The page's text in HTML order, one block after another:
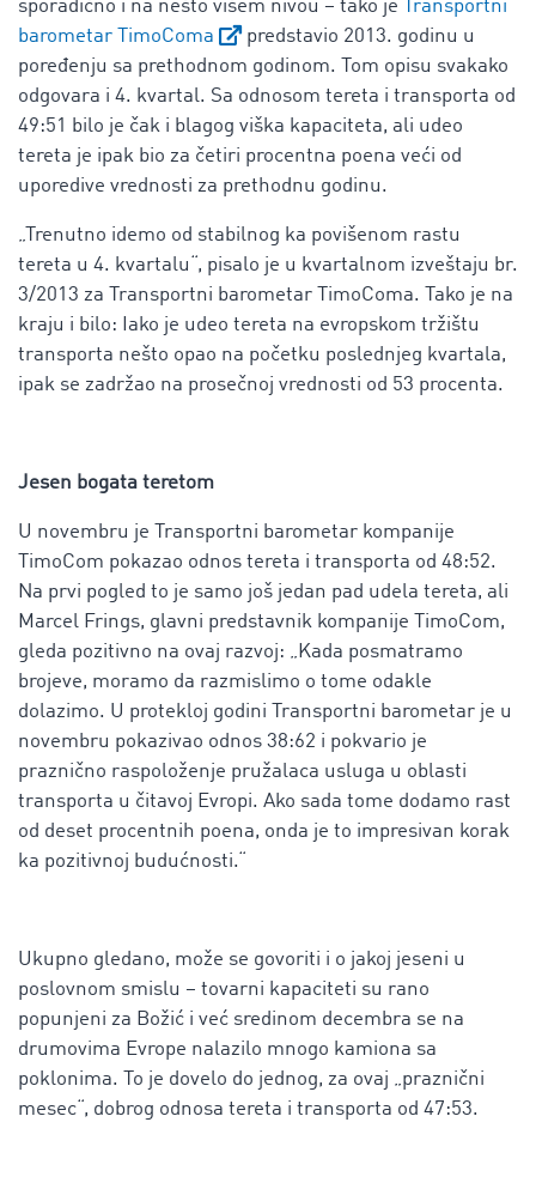
sporadično i na nešto višem nivou – tako je
Transportni
barometar TimoComa
predstavio 2013. godinu u
poređenju sa prethodnom godinom. Tom opisu svakako
odgovara i 4. kvartal. Sa odnosom tereta i transporta od
49:51 bilo je čak i blagog viška kapaciteta, ali udeo
tereta je ipak bio za četiri procentna poena veći od
uporedive vrednosti za prethodnu godinu.
„Trenutno idemo od stabilnog ka povišenom rastu
tereta u 4. kvartalu“, pisalo je u kvartalnom izveštaju br.
3/2013 za Transportni barometar TimoComa. Tako je na
kraju i bilo: Iako je udeo tereta na evropskom tržištu
transporta nešto opao na početku poslednjeg kvartala,
ipak se zadržao na prosečnoj vrednosti od 53 procenta.
Jesen bogata teretom
U novembru je Transportni barometar kompanije
TimoCom pokazao odnos tereta i transporta od 48:52.
Na prvi pogled to je samo još jedan pad udela tereta, ali
Marcel Frings, glavni predstavnik kompanije TimoCom,
gleda pozitivno na ovaj razvoj: „Kada posmatramo
brojeve, moramo da razmislimo o tome odakle
dolazimo. U protekloj godini Transportni barometar je u
novembru pokazivao odnos 38:62 i pokvario je
praznično raspoloženje pružalaca usluga u oblasti
transporta u čitavoj Evropi. Ako sada tome dodamo rast
od deset procentnih poena, onda je to impresivan korak
ka pozitivnoj budućnosti.“
Ukupno gledano, može se govoriti i o jakoj jeseni u
poslovnom smislu – tovarni kapaciteti su rano
popunjeni za Božić i već sredinom decembra se na
drumovima Evrope nalazilo mnogo kamiona sa
poklonima. To je dovelo do jednog, za ovaj „praznični
mesec“, dobrog odnosa tereta i transporta od 47:53.